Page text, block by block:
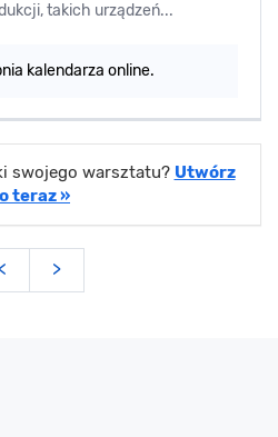
takich urządzeń...
kalendarza online.
swojego warsztatu? Utwórz
teraz »
>